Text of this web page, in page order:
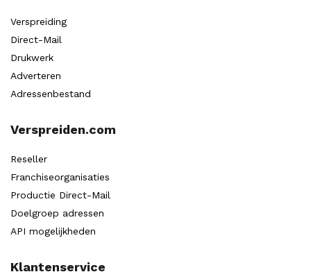
Verspreiding
Direct-Mail
Drukwerk
Adverteren
Adressenbestand
Verspreiden.com
Reseller
Franchiseorganisaties
Productie Direct-Mail
Doelgroep adressen
API mogelijkheden
Klantenservice